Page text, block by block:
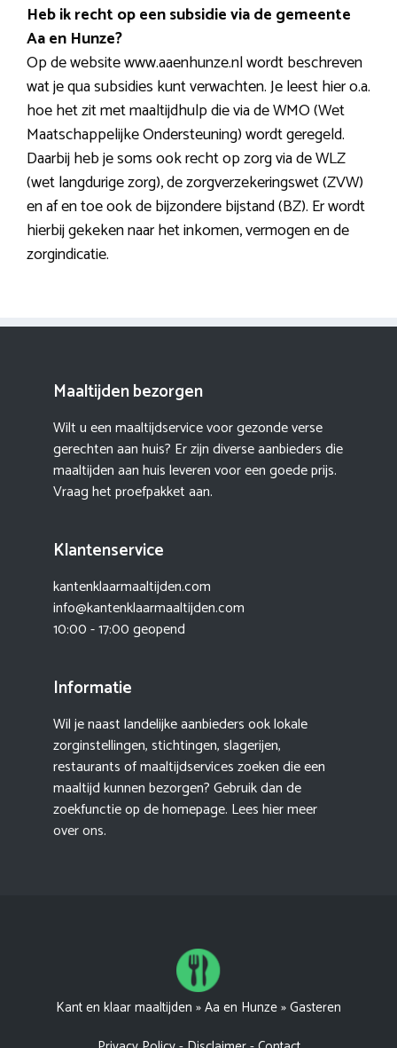
Heb ik recht op een subsidie via de gemeente
Aa en Hunze?
Op de website www.aaenhunze.nl wordt beschreven
wat je qua subsidies kunt verwachten. Je leest hier o.a.
hoe het zit met maaltijdhulp die via de WMO (Wet
Maatschappelijke Ondersteuning) wordt geregeld.
Daarbij heb je soms ook recht op zorg via de WLZ
(wet langdurige zorg), de zorgverzekeringswet (ZVW)
en af en toe ook de bijzondere bijstand (BZ). Er wordt
hierbij gekeken naar het inkomen, vermogen en de
zorgindicatie.
Maaltijden bezorgen
Wilt u een maaltijdservice voor gezonde verse
gerechten aan huis? Er zijn diverse aanbieders die
maaltijden aan huis leveren voor een goede prijs.
Vraag het proefpakket aan.
Klantenservice
kantenklaarmaaltijden.com
info@kantenklaarmaaltijden.com
10:00 - 17:00 geopend
Informatie
Wil je naast landelijke aanbieders ook lokale
zorginstellingen, stichtingen, slagerijen,
restaurants of maaltijdservices zoeken die een
maaltijd kunnen bezorgen? Gebruik dan de
zoekfunctie op de homepage. Lees hier meer
over ons.
Kant en klaar maaltijden »Aa en Hunze»Gasteren